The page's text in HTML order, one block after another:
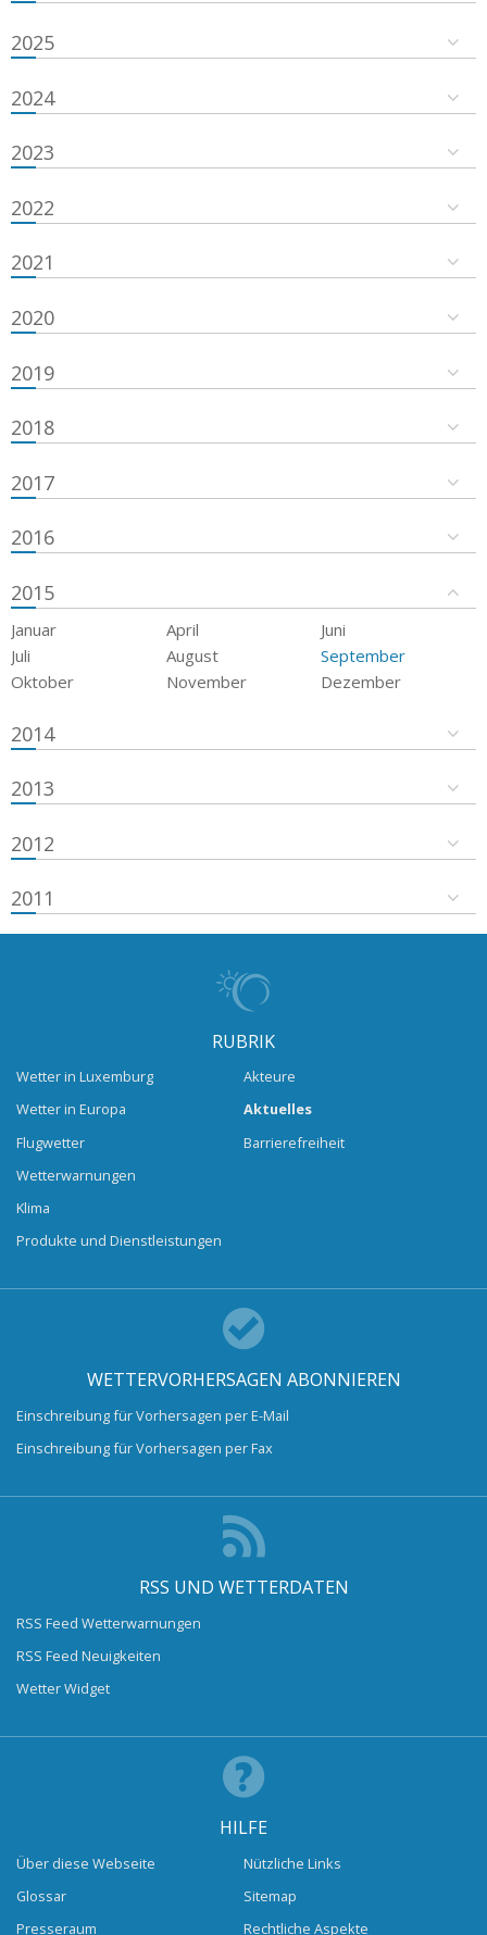
2025
2024
2023
2022
2021
2020
2019
2018
2017
2016
2015
Januar April
Juni
Juli
August
September
Oktober
November Dezember
2014
2013
2012
2011
RUBRIK
Wetter in Luxemburg
Wetter in Europa
Flugwetter
Wetterwarnungen
Klima
Produkte und Dienstleistungen
Akteure
Aktuelles
Barrierefreiheit
WETTERVORHERSAGEN ABONNIEREN
Einschreibung für Vorhersagen per E-Mail
Einschreibung für Vorhersagen per Fax
RSS UND WETTERDATEN
RSS Feed Wetterwarnungen
RSS Feed Neuigkeiten
Wetter Widget
HILFE
Über diese Webseite
Glossar
Presseraum
Nützliche Links
Sitemap
Rechtliche Aspekte